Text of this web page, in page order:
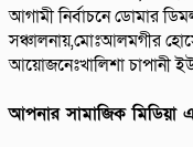
আগামী নির্বাচনে ডোমার
সঞ্চালনায়,মোঃআলমগীর
আয়োজনেঃখালিশা চাপানী
আপনার সামাজিক